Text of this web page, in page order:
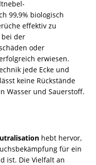
99,9% biologisch
effektiv zu
bei der
oder
erwiesen.
jede Ecke und
keine Rückstände
Wasser und Sauerstoff.
hebt hervor,
für ein
ist. Die Vielfalt an